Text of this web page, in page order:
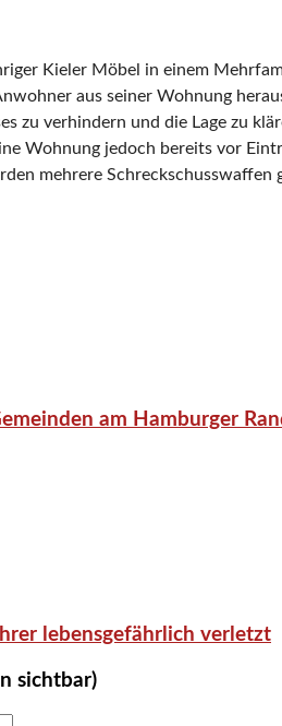
Kieler Möbel in einem
aus seiner Wohnung
zu verhindern und die Lage zu
Wohnung jedoch bereits vor
mehrere Schreckschusswaffen
am Hamburger
lebensgefährlich verletzt
sichtbar)